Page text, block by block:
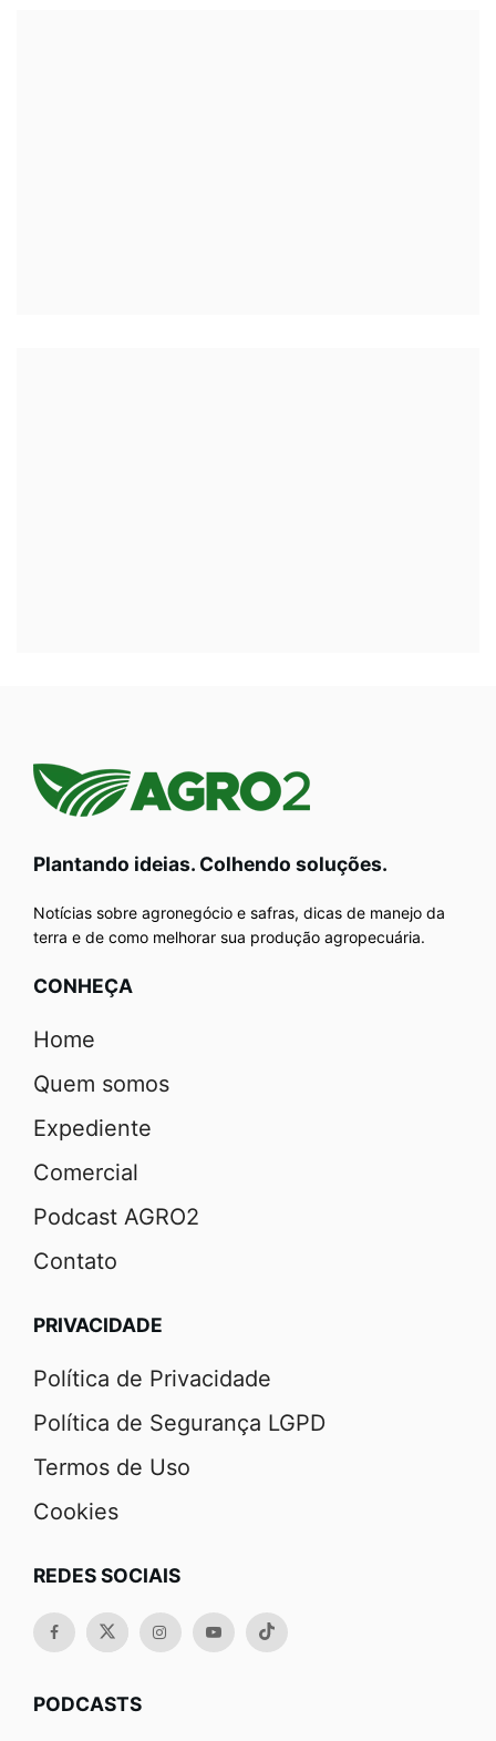
Plantando ideias. Colhendo soluções.
Notícias sobre agronegócio e safras, dicas de manejo da
terra e de como melhorar sua produção agropecuária.
CONHEÇA
Home
Quem somos
Expediente
Comercial
Podcast AGRO2
Contato
PRIVACIDADE
Política de Privacidade
Política de Segurança LGPD
Termos de Uso
Cookies
REDES SOCIAIS
PODCASTS